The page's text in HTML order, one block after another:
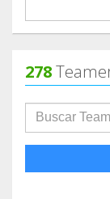
278